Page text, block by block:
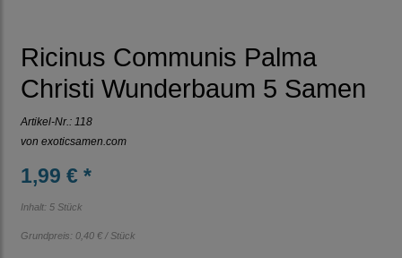
Ricinus Communis Palma
Christi Wunderbaum 5 Samen
Artikel-Nr.: 118
von exoticsamen.com
1,99 € *
Inhalt: 5 Stück
Grundpreis: 0,40 € / Stück